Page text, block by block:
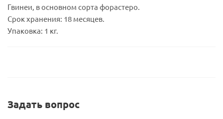
Гвинеи, в основном сорта форастеро.
Срок хранения: 18 месяцев.
Упаковка: 1 кг.
Задать вопрос